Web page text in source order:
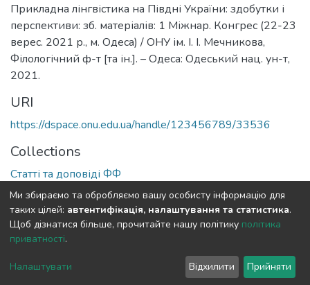
Прикладна лінгвістика на Півдні України: здобутки і
перспективи: зб. матеріалів: 1 Міжнар. Конгрес (22-23
верес. 2021 р., м. Одеса) / ОНУ ім. І. І. Мечникова,
Філологічний ф-т [та ін.]. – Одеса: Одеський нац. ун-т,
2021.
URI
https://dspace.onu.edu.ua/handle/123456789/33536
Collections
Статті та доповіді ФФ
Full item page
Cookie
End User
Agreement
Send
Feedback
Ми збираємо та обробляємо вашу особисту інформацію для
таких цілей: автентифікація, налаштування та статистика.
Щоб дізнатися більше, прочитайте нашу політику політика
приватності.
Налаштувати Відхилити Прийняти